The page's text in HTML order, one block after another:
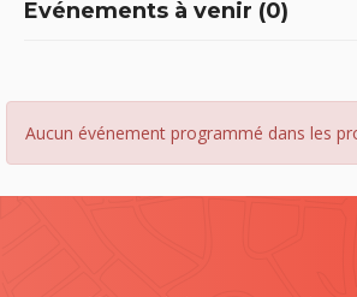
Evénements à venir (0)
Aucun événement programmé dans les